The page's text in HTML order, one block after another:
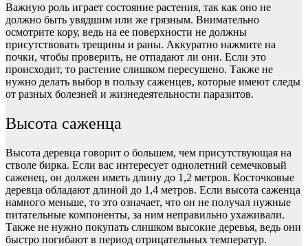
Важную роль играет состояние растения, так как оно не
должно быть увядшим или же грязным. Внимательно
осмотрите кору, ведь на ее поверхности не должны
присутствовать трещины и раны. Аккуратно нажмите на
почки, чтобы проверить, не отпадают ли они. Если это
происходит, то растение слишком пересушено. Также не
нужно делать выбор в пользу саженцев, которые имеют следы
от разных болезней и жизнедеятельности паразитов.
Высота саженца
Высота деревца говорит о большем, чем присутствующая на
стволе бирка. Если вас интересует однолетний семечковый
саженец, он должен иметь длину до 1,2 метров. Косточковые
деревца обладают длиной до 1,4 метров. Если высота саженца
намного меньше, то это означает, что он не получал нужные
питательные компоненты, за ним неправильно ухаживали.
Также не нужно покупать слишком высокие деревья, ведь они
быстро погибают в период отрицательных температур.